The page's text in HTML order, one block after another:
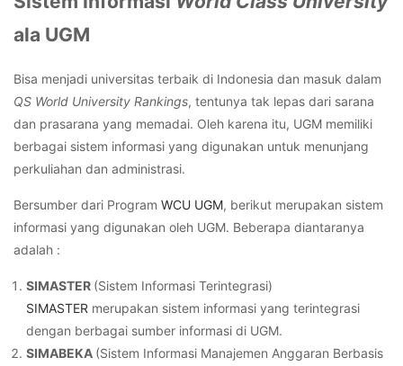
ala UGM
Bisa menjadi universitas terbaik di Indonesia dan masuk dalam
QS World University Rankings, tentunya tak lepas dari sarana
dan prasarana yang memadai. Oleh karena itu, UGM memiliki
berbagai sistem informasi yang digunakan untuk menunjang
perkuliahan dan administrasi.
Bersumber dari Program WCU UGM, berikut merupakan sistem
informasi yang digunakan oleh UGM. Beberapa diantaranya
adalah :
SIMASTER (Sistem Informasi Terintegrasi)
SIMASTER merupakan sistem informasi yang terintegrasi
dengan berbagai sumber informasi di UGM.
SIMABEKA (Sistem Informasi Manajemen Anggaran Berbasis